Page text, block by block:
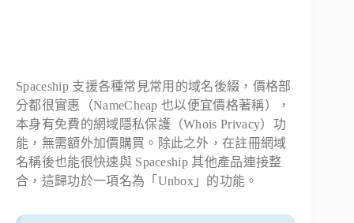
Spaceship 支援各種常見常用的域名後綴，價格部
分都很實惠（NameCheap 也以便宜價格著稱），
本身有免費的網域隱私保護（Whois Privacy）功
能，無需額外加價購買。除此之外，在註冊網域
名稱後也能很快速與 Spaceship 其他產品連接整
合，這歸功於一項名為「Unbox」的功能。